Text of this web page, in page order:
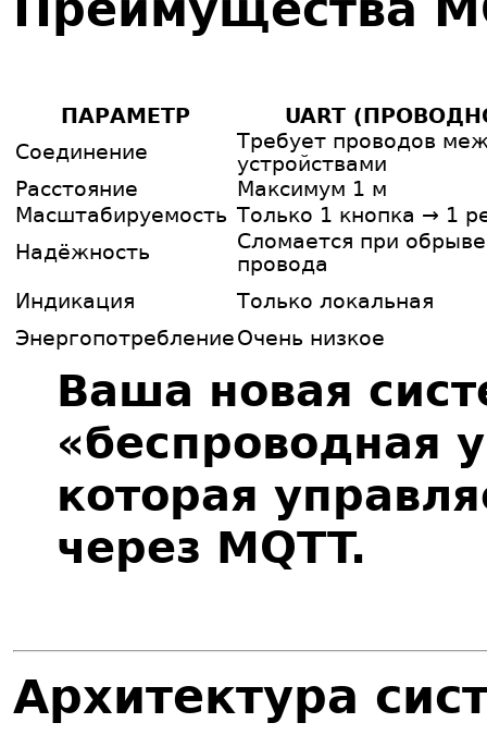
ПАРАМЕТР
UART
Соединение
Требует проводов
устройствами
Расстояние
Максимум 1 м
Масштабируемость Только 1 кнопка → 1
Надёжность
Сломается при обрыве
провода
Индикация
Только локальная
ЭнергопотреблениеОчень низкое
Ваша новая
«беспроводная
которая
через MQTT.
Архитектура